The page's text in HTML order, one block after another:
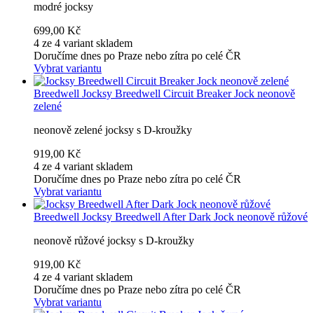
modré jocksy
699,00 Kč
4 ze 4 variant skladem
Doručíme dnes po Praze nebo zítra po celé ČR
Vybrat variantu
Breedwell Jocksy Breedwell Circuit Breaker Jock neonově
zelené
neonově zelené jocksy s D-kroužky
919,00 Kč
4 ze 4 variant skladem
Doručíme dnes po Praze nebo zítra po celé ČR
Vybrat variantu
Breedwell Jocksy Breedwell After Dark Jock neonově růžové
neonově růžové jocksy s D-kroužky
919,00 Kč
4 ze 4 variant skladem
Doručíme dnes po Praze nebo zítra po celé ČR
Vybrat variantu